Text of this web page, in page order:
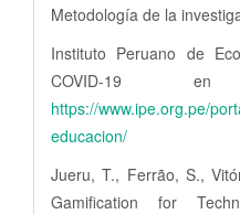
Metodología de la
Instituto Peruano de
COVID-19
https://www.ipe.org.pe/
educacion/
Jueru, T., Ferrão, S.,
Gamification for